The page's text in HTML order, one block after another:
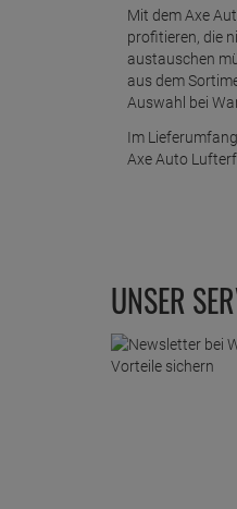
Mit dem Axe
profitieren, die
austauschen
aus dem
Auswahl bei
Im
Axe Auto
UNSER